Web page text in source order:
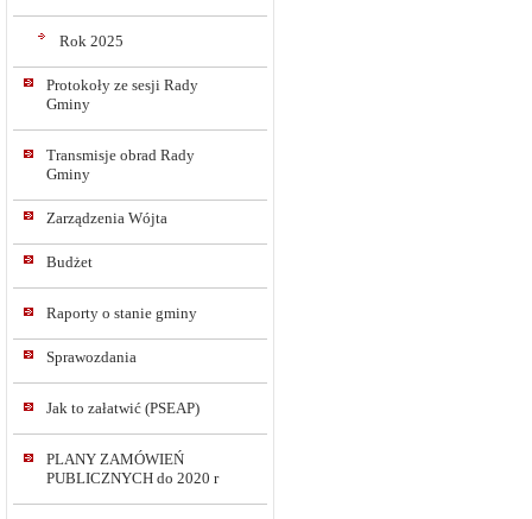
Rok 2025
Protokoły ze sesji Rady
Gminy
Transmisje obrad Rady
Gminy
Zarządzenia Wójta
Budżet
Raporty o stanie gminy
Sprawozdania
Jak to załatwić (PSEAP)
PLANY ZAMÓWIEŃ
PUBLICZNYCH do 2020 r